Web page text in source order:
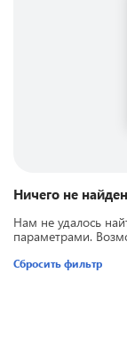
Ничего не
Нам не удалось
параметрами.
Сбросить фильтр